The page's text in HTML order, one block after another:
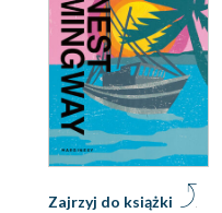
Zajrzyj do książki